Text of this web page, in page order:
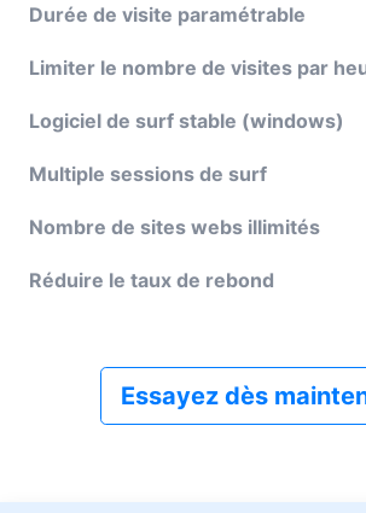
Durée de visite paramétrable
Limiter le nombre de visites par
Logiciel de surf stable (windows)
Multiple sessions de surf
Nombre de sites webs illimités
Réduire le taux de rebond
Essayez dès